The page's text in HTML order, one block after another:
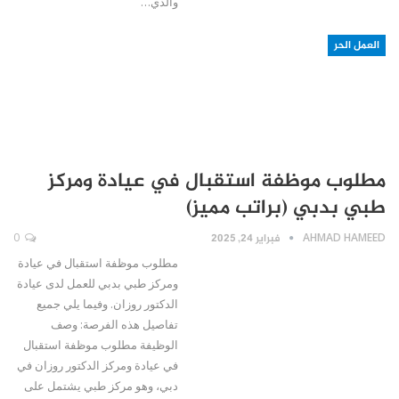
العمل الحر
مطلوب موظفة استقبال في عيادة ومركز
طبي بدبي (براتب مميز)
AHMAD HAMEED فبراير 24, 2025
مطلوب موظفة استقبال في عيادة
ومركز طبي بدبي للعمل لدى عيادة
الدكتور روزان. وفيما يلي جميع
تفاصيل هذه الفرصة: وصف
الوظيفة مطلوب موظفة استقبال
في عيادة ومركز الدكتور روزان في
دبي، وهو مركز طبي يشتمل على